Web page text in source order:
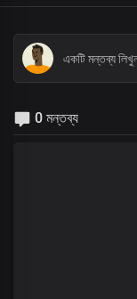
0 মন্তব্য